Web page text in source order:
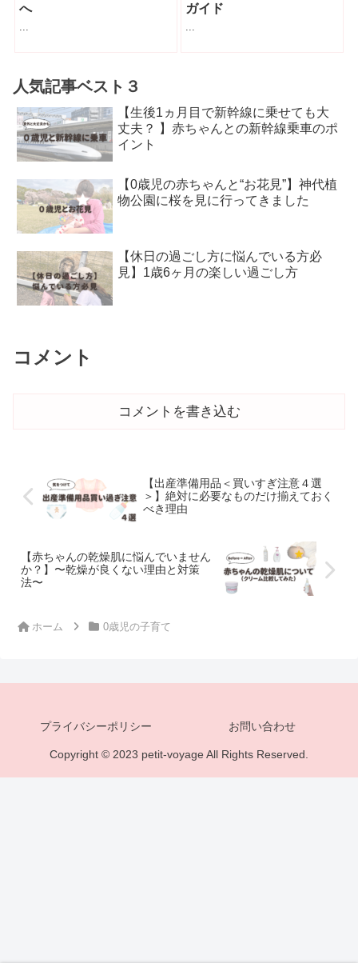
へ
ガイド
人気記事ベスト３
【生後1ヵ月目で新幹線に乗せても大
丈夫？ 】赤ちゃんとの新幹線乗車のポ
イント
【0歳児の赤ちゃんと“お花見”】神代植
物公園に桜を見に行ってきました
【休日の過ごし方に悩んでいる方必
見】1歳6ヶ月の楽しい過ごし方
コメント
コメントを書き込む
【出産準備用品＜買いすぎ注意４選
＞】絶対に必要なものだけ揃えておく
べき理由
【赤ちゃんの乾燥肌に悩んでいません
か？】〜乾燥が良くない理由と対策
法〜
ホーム 0歳児の子育て
プライバシーポリシー お問い合わせ
Copyright © 2023 petit-voyage All Rights Reserved.